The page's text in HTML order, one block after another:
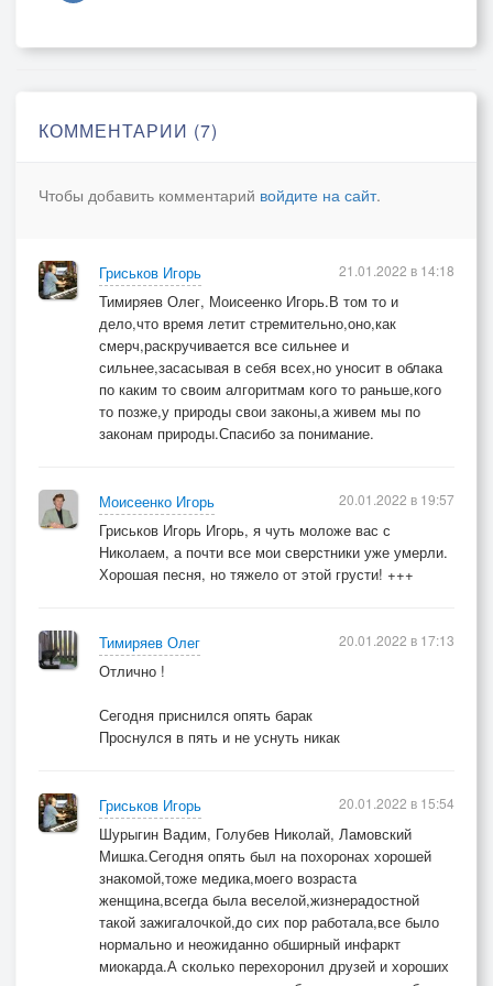
И каждый год на склоне лет встречаем мы с
Совсем недавно на три дня домой заехал снова я,
Лежали рядышком друзья,с которыми я рос.
Припев:
Воспоминания прошлого приходят к нам
непрошено,
Ты лезть им в душу грешную свою не запрещай!
Уходят молча в прошлое друзья наши хорошие,2
КОММЕНТАРИИ (7)
Чтобы добавить комментарий войдите на сайт.
Гриськов Игорь
Тимиряев Олег, Моисеенко Игорь.В том то и
дело,что время летит стремительно,оно,как
смерч,раскручивается все сильнее и
сильнее,засасывая в себя всех,но уносит в облака
по каким то своим алгоритмам кого то раньше,кого
то позже,у природы свои законы,а живем мы по
законам природы.Спасибо за понимание.
21.01.2022 в 14:18
Моисеенко Игорь
Гриськов Игорь Игорь, я чуть моложе вас с
Николаем, а почти все мои сверстники уже умерли.
Хорошая песня, но тяжело от этой грусти! +++
20.01.2022 в 19:57
Тимиряев Олег
Отлично !
Сегодня приснился опять барак
Проснулся в пять и не уснуть никак
20.01.2022 в 17:13
Гриськов Игорь
Шурыгин Вадим, Голубев Николай, Ламовский
Мишка.Сегодня опять был на похоронах хорошей
знакомой,тоже медика,моего возраста
женщина,всегда была веселой,жизнерадостной
такой зажигалочкой,до сих пор работала,все было
нормально и неожиданно обширный инфаркт
миокарда.А сколько перехоронил друзей и хороших
20.01.2022 в 15:54